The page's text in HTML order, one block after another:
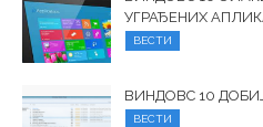
УГРАЂЕНИХ
ВЕСТИ
ВИНДОВС 10
ВЕСТИ